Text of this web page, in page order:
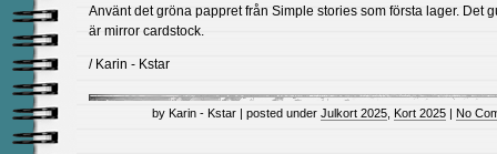
Använt det gröna pappret från Simple stories som första lager. Det
är mirror cardstock.
/ Karin - Kstar
by Karin - Kstar | posted under Julkort 2025 Kort 2025 | No